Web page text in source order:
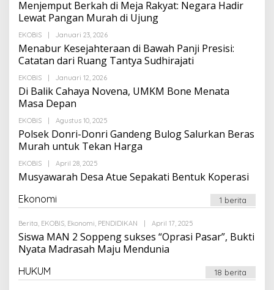
Menjemput Berkah di Meja Rakyat: Negara Hadir
Lewat Pangan Murah di Ujung
EKOBIS Januari 23, 2026Oleh
Menabur Kesejahteraan di Bawah Panji Presisi:
Catatan dari Ruang Tantya Sudhirajati
EKOBIS Januari 12, 2026Oleh
Di Balik Cahaya Novena, UMKM Bone Menata
Masa Depan
EKOBIS Agustus 10, 2025
Polsek Donri-Donri Gandeng Bulog Salurkan Beras
Murah untuk Tekan Harga
EKOBIS April 28, 2025
Musyawarah Desa Atue Sepakati Bentuk Koperasi
Ekonomi 1 berita
Berita, EKOBIS, Ekonomi, PENDIDIKAN April 17, 2025
Siswa MAN 2 Soppeng sukses “Oprasi Pasar”, Bukti
Nyata Madrasah Maju Mendunia
HUKUM 18 berita